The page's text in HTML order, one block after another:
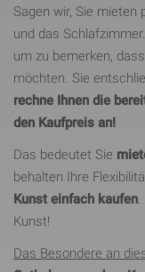
Sagen wir, Sie mieten
und das
um zu bemerken,
möchten. Sie
rechne Ihnen die
den Kaufpreis an!
Das bedeutet Sie
behalten Ihre
Kunst einfach kaufen.
Kunst!
Das Besondere an